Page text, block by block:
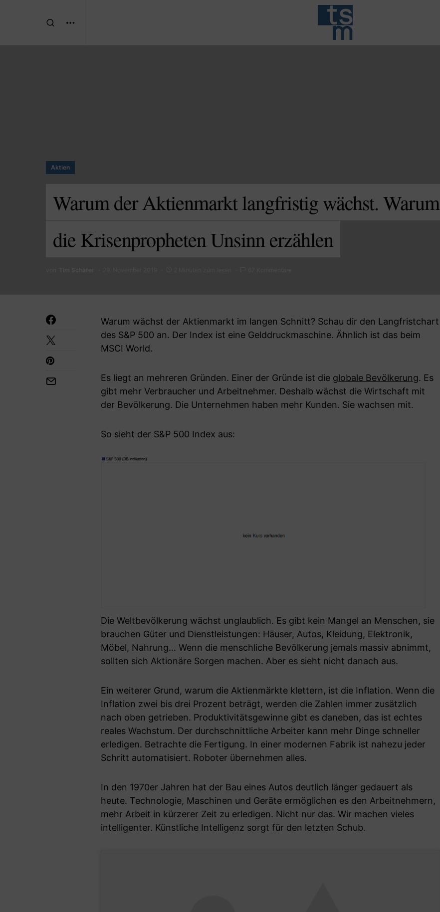
Aktien
Warum der Aktienmarkt langfristig wächst. Warum
die Krisenpropheten Unsinn erzählen
Warum wächst der Aktienmarkt im langen Schnitt? Schau dir den Langfristchart
des S&P 500 an. Der Index ist eine Gelddruckmaschine. Ähnlich ist das beim
MSCI World.
Es liegt an mehreren Gründen. Einer der Gründe ist die globale Bevölkerung. Es
gibt mehr Verbraucher und Arbeitnehmer. Deshalb wächst die Wirtschaft mit
der Bevölkerung. Die Unternehmen haben mehr Kunden. Sie wachsen mit.
So sieht der S&P 500 Index aus:
Die Weltbevölkerung wächst unglaublich. Es gibt kein Mangel an Menschen, sie
brauchen Güter und Dienstleistungen: Häuser, Autos, Kleidung, Elektronik,
Möbel, Nahrung… Wenn die menschliche Bevölkerung jemals massiv abnimmt,
sollten sich Aktionäre Sorgen machen. Aber es sieht nicht danach aus.
Ein weiterer Grund, warum die Aktienmärkte klettern, ist die Inflation. Wenn die
Inflation zwei bis drei Prozent beträgt, werden die Zahlen immer zusätzlich
nach oben getrieben. Produktivitätsgewinne gibt es daneben, das ist echtes
reales Wachstum. Der durchschnittliche Arbeiter kann mehr Dinge schneller
erledigen. Betrachte die Fertigung. In einer modernen Fabrik ist nahezu jeder
Schritt automatisiert. Roboter übernehmen alles.
In den 1970er Jahren hat der Bau eines Autos deutlich länger gedauert als
heute. Technologie, Maschinen und Geräte ermöglichen es den Arbeitnehmern,
mehr Arbeit in kürzerer Zeit zu erledigen. Nicht nur das. Wir machen vieles
intelligenter. Künstliche Intelligenz sorgt für den letzten Schub.